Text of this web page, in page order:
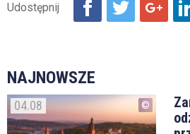
NAJNOWSZE
04.08